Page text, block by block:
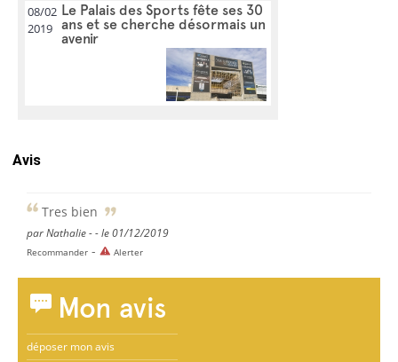
08/02
2019
Le Palais des Sports fête ses 30
ans et se cherche désormais un
avenir
Avis
Tres bien
par Nathalie - - le 01/12/2019
Recommander - Alerter
Mon avis
déposer mon avis